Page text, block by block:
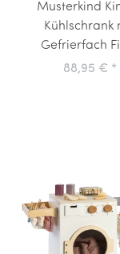
Musterkind
Kühlschrank
Gefrierfach
88,95 € *